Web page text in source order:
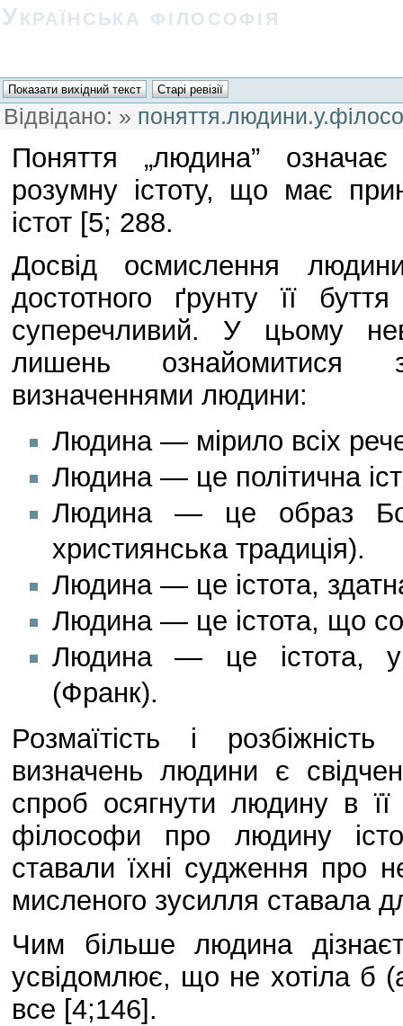
Українська філософія
Відвідано: »
Поняття „людина” означає
розумну істоту, що має
істот [5; 288.
Досвід осмислення
достотного ґрунту її
суперечливий. У цьому
лишень ознайомитися
визначеннями людини:
Людина — мірило всіх
Людина — це політична
Людина — це образ
християнська традиція).
Людина — це істота,
Людина — це істота, що
Людина — це істота,
(Франк).
Розмаїтість і
визначень людини є
спроб осягнути людину в
філософи про людину
ставали їхні судження про
мисленого зусилля ставала
Чим більше людина
усвідомлює, що не хотіла б
все [4;146].